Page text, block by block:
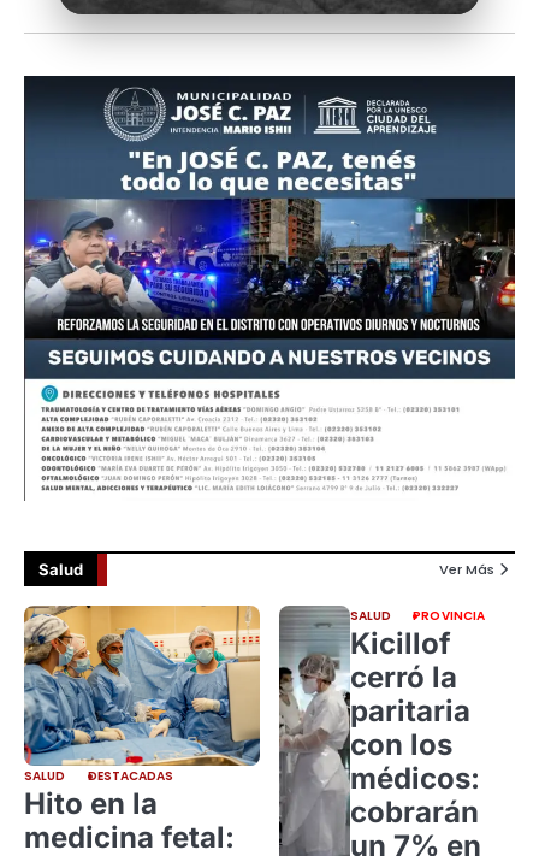
Salud Ver Más
SALUD DESTACADAS
Hito en la
medicina fetal:
SALUD PROVINCIA
Kicillof
cerró la
paritaria
con los
médicos:
cobrarán
un 7% en